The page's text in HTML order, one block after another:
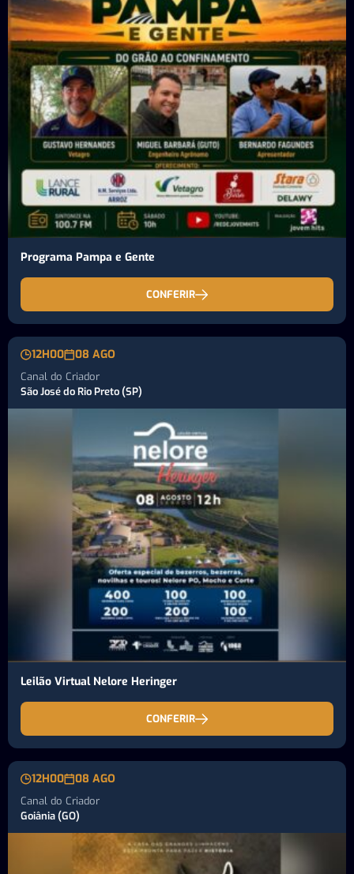
Programa Pampa e Gente
CONFERIR
12H00 08 AGO
Canal do Criador
São José do Rio Preto (SP)
Leilão Virtual Nelore Heringer
CONFERIR
12H00 08 AGO
Canal do Criador
Goiânia (GO)